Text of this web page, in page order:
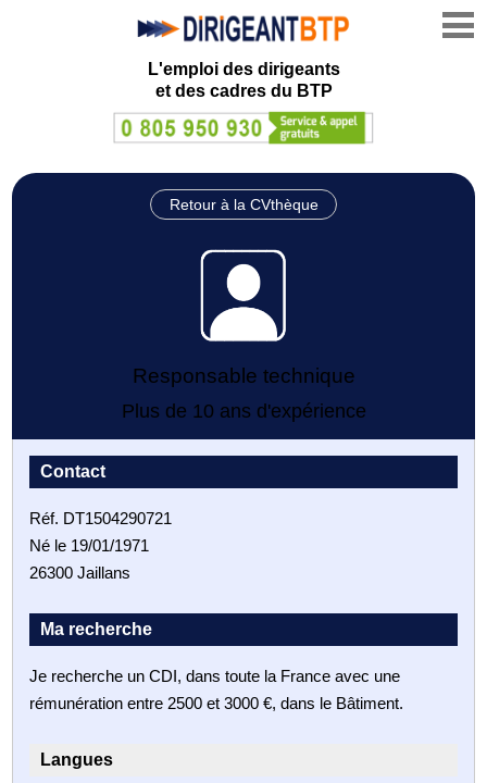
L'emploi des dirigeants
et des cadres du BTP
Retour à la CVthèque
Responsable technique
Plus de 10 ans d'expérience
Contact
Réf. DT1504290721
Né le 19/01/1971
26300 Jaillans
Ma recherche
Je recherche un CDI, dans toute la France avec une
rémunération entre 2500 et 3000 €, dans le Bâtiment.
Langues